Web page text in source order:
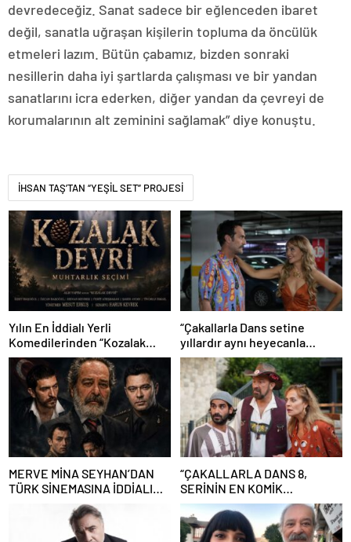
devredeceğiz. Sanat sadece bir eğlenceden ibaret
değil, sanatla uğraşan kişilerin topluma da öncülük
etmeleri lazım. Bütün çabamız, bizden sonraki
nesillerin daha iyi şartlarda çalışması ve bir yandan
sanatlarını icra ederken, diğer yandan da çevreyi de
korumalarının alt zeminini sağlamak” diye konuştu.
İHSAN TAŞ’TAN “YEŞİL SET” PROJESİ
Yılın En İddialı Yerli
Komedilerinden “Kozalak
Devri” 7 Ağustos’ta Vizyonda
“Çakallarla Dans setine
yıllardır aynı heyecanla
gidiyorum”
MERVE MİNA SEYHAN’DAN
TÜRK SİNEMASINA İDDİALI
İMZA! “GECE BÖLÜNÜRKEN”
DEV OYUNCU KADROSU VE
YAPAY ZEKÂ SÜRPRİZİYLE
“ÇAKALLARLA DANS 8,
SERİNİN EN KOMİK
FİLMLERİNDEN BİRİ OLUYOR”